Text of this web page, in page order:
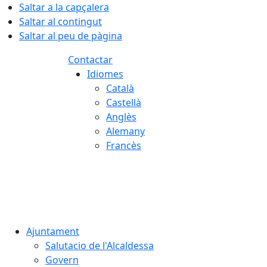
Saltar a la capçalera
Saltar al contingut
Saltar al peu de pàgina
Contactar
Idiomes
Català
Castellà
Anglès
Alemany
Francès
Ajuntament
Salutacio de l'Alcaldessa
Govern